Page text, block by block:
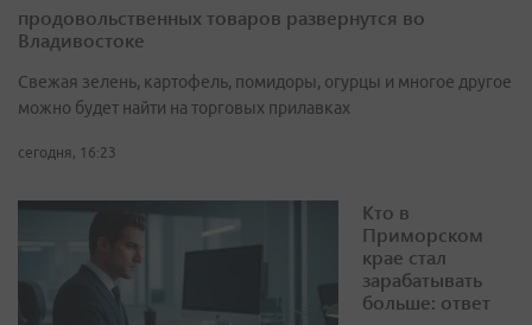
продовольственных товаров развернутся во
Владивостоке
Свежая зелень, картофель, помидоры, огурцы и многое другое
можно будет найти на торговых прилавках
сегодня, 16:23
Кто в
Приморском
крае стал
зарабатывать
больше: ответ